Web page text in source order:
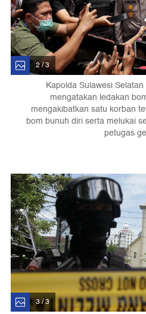
2 / 3
Kapolda Sulawesi
mengatakan ledakan
mengakibatkan satu korban
bom bunuh diri serta melukai
petugas
3 / 3